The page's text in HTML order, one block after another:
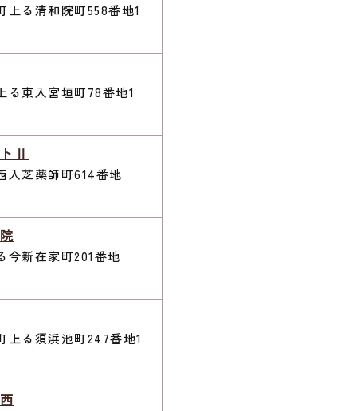
る清和院町558番地1
る東入宮垣町78番地1
Ⅱ
入芝薬師町614番地
今新在家町201番地
上る須浜池町247番地1